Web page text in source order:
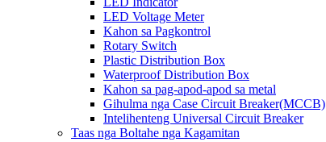
LED Voltage Meter
Kahon sa Pagkontrol
Rotary Switch
Plastic Distribution Box
Waterproof Distribution Box
Kahon sa pag-apod-apod sa metal
Gihulma nga Case Circuit Breaker(MCCB)
Intelihenteng Universal Circuit Breaker
Taas nga Boltahe nga Kagamitan